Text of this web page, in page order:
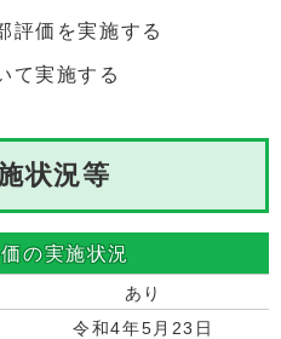
評価を実施する
て実施する
状況等
の実施状況
あり
令和4年5月23日